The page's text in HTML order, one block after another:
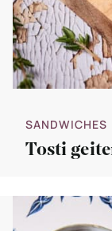
SANDWICHES
Tosti